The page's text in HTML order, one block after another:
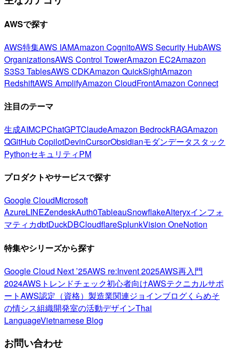
AWSで探す
AWS特集AWS IAMAmazon CognitoAWS Security HubAWS
OrganizationsAWS Control TowerAmazon EC2Amazon
S3S3 TablesAWS CDKAmazon QuickSightAmazon
RedshiftAWS AmplifyAmazon CloudFrontAmazon Connect
注目のテーマ
生成AIMCPChatGPTClaudeAmazon BedrockRAGAmazon
QGitHub CopilotDevinCursorObsidianモダンデータスタック
PythonセキュリティPM
プロダクトやサービスで探す
Google CloudMicrosoft
AzureLINEZendeskAuth0TableauSnowflakeAlteryxインフォ
マティカdbtDuckDBCloudflareSplunkVision OneNotion
特集やシリーズから探す
Google Cloud Next ’25AWS re:Invent 2025AWS再入門
2024AWSトレンドチェック初心者向けAWSテクニカルサポ
ートAWS認定（資格） 製造業関連ジョインブログくらめそ
の情シス組織開発室の活動デザインThai
LanguageVietnamese Blog
お問い合わせ